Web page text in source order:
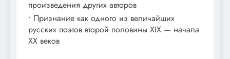
произведения других авторов
• Признание как одного из величайших
русских поэтов второй половины XIX — начала
XX веков